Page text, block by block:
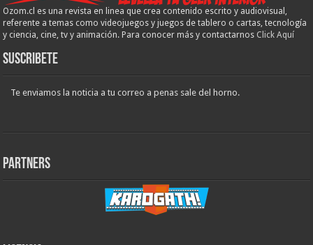
Ozom.cl es una revista en linea que crea contenido escrito y audiovisual,
referente a temas como videojuegos y juegos de tablero o cartas, tecnología
y ciencia, cine, tv y animación. Para conocer más y contactarnos Click Aquí
Suscribete
Te enviamos la noticia a tu correo a penas sale del horno.
Partners